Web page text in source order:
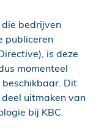
bedrijven
publiceren
is deze
momenteel
Dit
uitmaken van
bij KBC.